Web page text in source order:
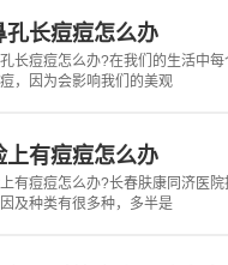
孔长痘痘怎么办
长痘痘怎么办?在我们的生活中
，因为会影响我们的美观
上有痘痘怎么办
有痘痘怎么办?长春肤康同济医
及种类有很多种，多半是